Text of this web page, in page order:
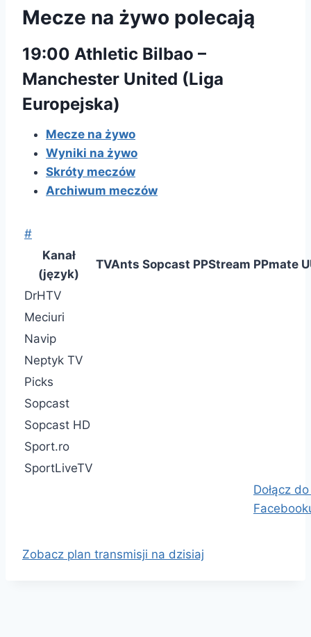
Mecze na żywo polecają
19:00 Athletic Bilbao –
Manchester United (Liga
Europejska)
Mecze na żywo
Wyniki na żywo
Skróty meczów
Archiwum meczów
#
Kanał
(język)
TVAnts Sopcast PPStream PPmate
DrHTV
Meciuri
Navip
Neptyk TV
Picks
Sopcast
Sopcast HD
Sport.ro
SportLiveTV
Dołącz
Zobacz plan transmisji na dzisiaj